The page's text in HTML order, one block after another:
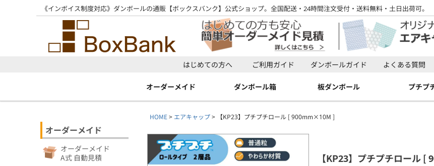
《インボイス制度対応》ダンボールの通販【ボックスバンク】公式ショップ。全国配送・24時間注文受付・送料無料・土日出荷可。
はじめての方へ ご利用ガイド ダンボールガイド よくある質問
オーダーメイド ダンボール箱 板ダンボール プチプ
検索
オーダーメイド
オーダーメイド
A式 自動見積
HOME エアキャップ 【KP23】プチプチロール [ 900mm×10M ]
【KP23】プチプチロール